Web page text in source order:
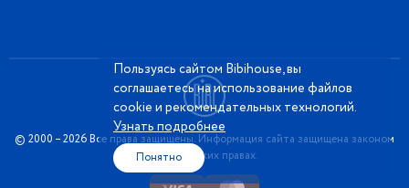
© 2000 – 2026 Все права защищены. Информация сайта защищена законом
об авторских правах.
Пользуясь сайтом Bibihouse, вы
соглашаетесь на использование файлов
cookie и рекомендательных технологий.
Узнать подробнее
Понятно